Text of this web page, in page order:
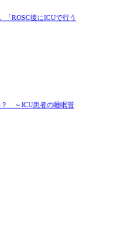
「ROSC後にICUで行う
？ ～ICU患者の睡眠管